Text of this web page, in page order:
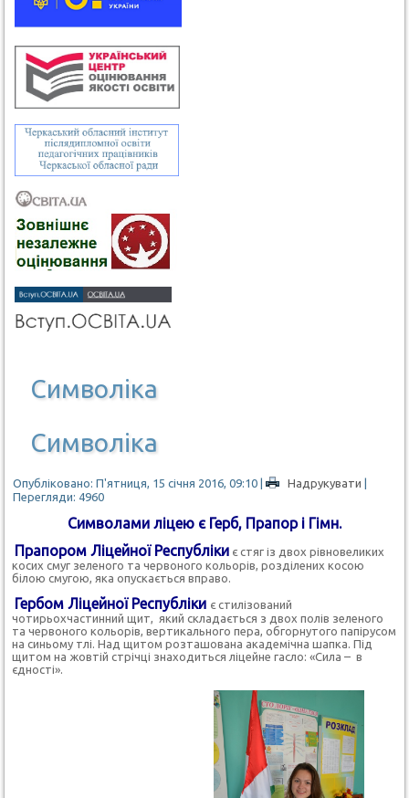
Символіка
Символіка
Опубліковано: П'ятниця, 15 січня 2016, 09:10 | Надрукувати |
Перегляди: 4960
Символами ліцею є Герб, Прапор і Гімн.
Прапором Ліцейної Республіки є стяг із двох рівновеликих
косих смуг зеленого та червоного кольорів, розділених косою
білою смугою, яка опускається вправо.
Гербом Ліцейної Республіки є стилізований
чотирьохчастинний щит, який складається з двох полів зеленого
та червоного кольорів, вертикального пера, обгорнутого папірусом
на синьому тлі. Над щитом розташована академічна шапка. Під
щитом на жовтій стрічці знаходиться ліцейне гасло: «Сила – в
єдності».